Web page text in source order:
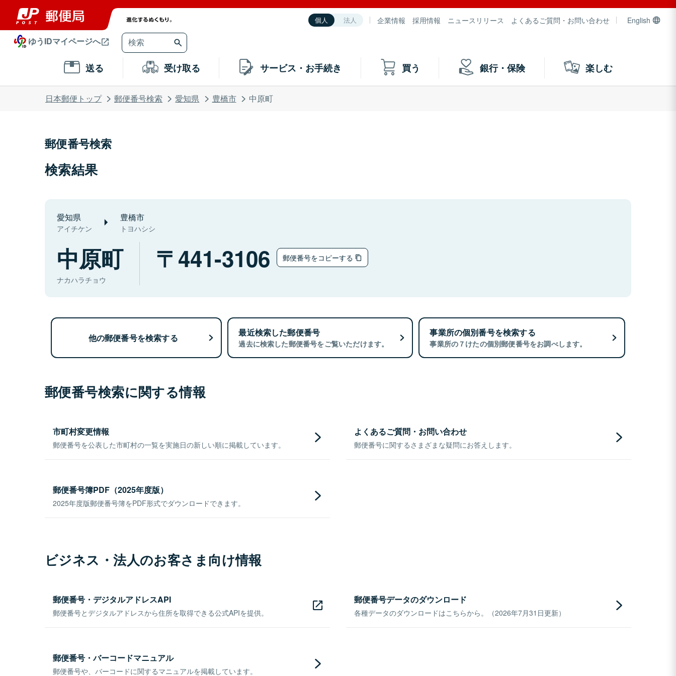
個人 法人 企業情報 採用情報 ニュースリリース よくあるご質問・お問い合わせ English
ゆうIDマイページへ
送る 受け取る サービス・お手続き 買う 銀行・保険 楽しむ
日本郵便トップ 郵便番号検索 愛知県 豊橋市 中原町
郵便番号検索
検索結果
愛知県
アイチケン
豊橋市
トヨハシシ
中原町
ナカハラチョウ
441-3106 郵便番号をコピーする
他の郵便番号を検索する 最近検索した郵便番号
過去に検索した郵便番号をご覧いただけます。
事業所の個別番号を検索する
事業所の７けたの個別郵便番号をお調べします。
郵便番号検索に関する情報
市町村変更情報
郵便番号を公表した市町村の一覧を実施日の新しい順に掲載しています。
よくあるご質問・お問い合わせ
郵便番号に関するさまざまな疑問にお答えします。
郵便番号簿PDF（2025年度版）
2025年度版郵便番号簿をPDF形式でダウンロードできます。
ビジネス・法人のお客さま向け情報
郵便番号・デジタルアドレスAPI
郵便番号とデジタルアドレスから住所を取得できる公式APIを提供。
郵便番号データのダウンロード
各種データのダウンロードはこちらから。（2026年7月31日更新）
郵便番号・バーコードマニュアル
郵便番号や、バーコードに関するマニュアルを掲載しています。